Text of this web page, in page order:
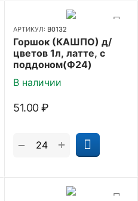
АРТИКУЛ: В0132
Горшок (КАШПО) д/
цветов 1л, латте, с
поддоном(Ф24)
В наличии
51.00 ₽
+
−